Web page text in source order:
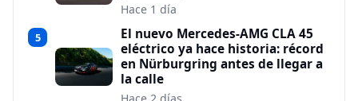
Hace 1 día
5
El nuevo Mercedes-AMG CLA 45
eléctrico ya hace historia: récord
en Nürburgring antes de llegar a
la calle